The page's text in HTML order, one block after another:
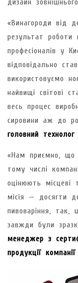
дизайн
«Винагороди від
результат
професіоналів у
відповідально
використовуємо
найвищі світові
весь процес
сировини аж до
головний
«Нам приємно, що
тому числі
оцінюють місцеві
місія — досягти
пивоваріння,
завжди були
менеджер з
продукції